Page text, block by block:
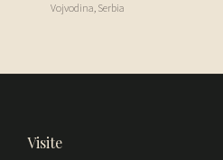
Vojvodina,Serbia
Visite